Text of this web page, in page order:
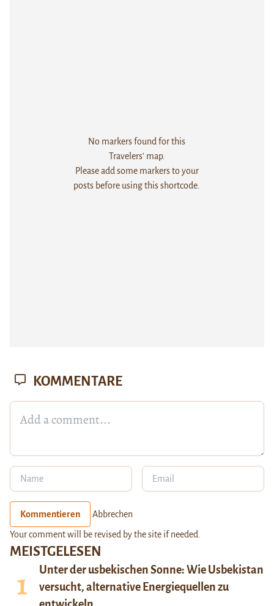
No markers found for this
Travelers' map.
Please add some markers to your
posts before using this shortcode.
MEISTGELESEN
Unter der usbekischen Sonne: Wie Usbekistan
versucht, alternative Energiequellen zu
KOMMENTARE
Kommentieren Abbrechen
Your comment will be revised by the site if needed.